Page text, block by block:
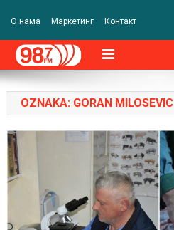
О нама Маркетинг Контакт
OZNAKA: GORAN MILOSEVIC